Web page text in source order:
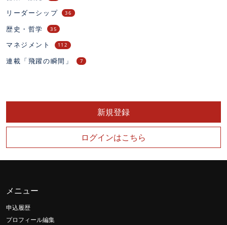
リーダーシップ 36
歴史・哲学 35
マネジメント 112
連載「飛躍の瞬間」 7
新規登録
ログインはこちら
メニュー
申込履歴
プロフィール編集